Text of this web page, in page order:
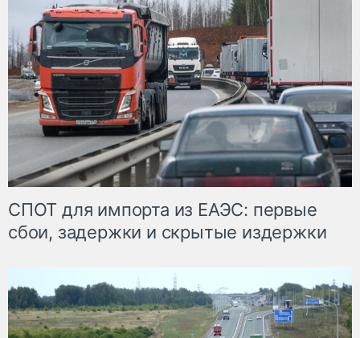
СПОТ для импорта из ЕАЭС: первые
сбои, задержки и скрытые издержки